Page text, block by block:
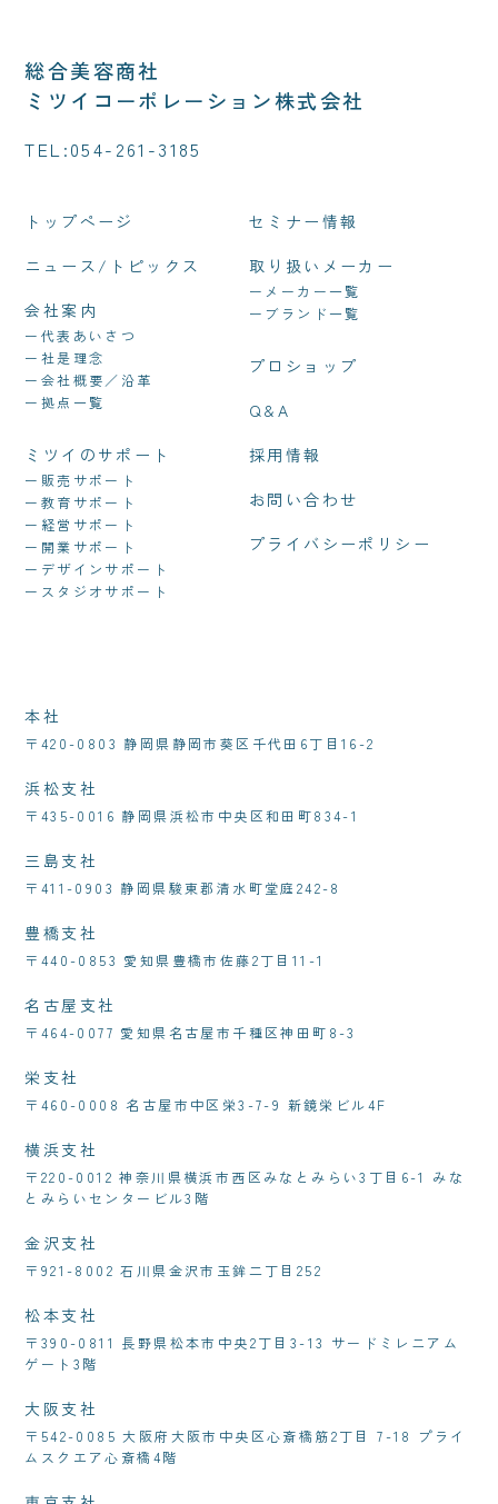
総合美容商社
ミツイコーポレーション株式会社
TEL:054-261-3185
トップページ
ニュース/トピックス
会社案内
ー代表あいさつ
ー社是理念
ー会社概要／沿革
ー拠点一覧
ミツイのサポート
ー販売サポート
ー教育サポート
ー経営サポート
ー開業サポート
ーデザインサポート
ースタジオサポート
セミナー情報
取り扱いメーカー
ーメーカー一覧
ーブランド一覧
プロショップ
Q&A
採用情報
お問い合わせ
プライバシーポリシー
本社
〒420-0803 静岡県静岡市葵区千代田6丁目16-2
浜松支社
〒435-0016 静岡県浜松市中央区和田町834-1
三島支社
〒411-0903 静岡県駿東郡清水町堂庭242-8
豊橋支社
〒440-0853 愛知県豊橋市佐藤2丁目11-1
名古屋支社
〒464-0077 愛知県名古屋市千種区神田町8-3
栄支社
〒460-0008 名古屋市中区栄3-7-9 新鏡栄ビル4F
横浜支社
〒220-0012 神奈川県横浜市西区みなとみらい3丁目6-1 みな
とみらいセンタービル3階
金沢支社
〒921-8002 石川県金沢市玉鉾二丁目252
松本支社
〒390-0811 長野県松本市中央2丁目3-13 サードミレニアム
ゲート3階
大阪支社
〒542-0085 大阪府大阪市中央区心斎橋筋2丁目 7-18 プライ
ムスクエア心斎橋4階